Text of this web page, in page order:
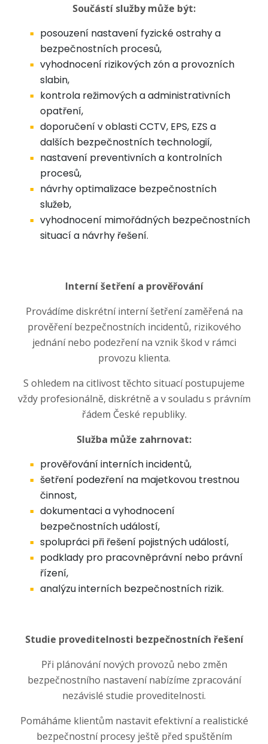
Součástí služby může být:
posouzení nastavení fyzické ostrahy a
bezpečnostních procesů,
vyhodnocení rizikových zón a provozních
slabin,
kontrola režimových a administrativních
opatření,
doporučení v oblasti CCTV, EPS, EZS a
dalších bezpečnostních technologií,
nastavení preventivních a kontrolních
procesů,
návrhy optimalizace bezpečnostních
služeb,
vyhodnocení mimořádných bezpečnostních
situací a návrhy řešení.
Interní šetření a prověřování
Provádíme diskrétní interní šetření zaměřená na
prověření bezpečnostních incidentů, rizikového
jednání nebo podezření na vznik škod v rámci
provozu klienta.
S ohledem na citlivost těchto situací postupujeme
vždy profesionálně, diskrétně a v souladu s právním
řádem České republiky.
Služba může zahrnovat:
prověřování interních incidentů,
šetření podezření na majetkovou trestnou
činnost,
dokumentaci a vyhodnocení
bezpečnostních událostí,
spolupráci při řešení pojistných událostí,
podklady pro pracovněprávní nebo právní
řízení,
analýzu interních bezpečnostních rizik.
Studie proveditelnosti bezpečnostních řešení
Při plánování nových provozů nebo změn
bezpečnostního nastavení nabízíme zpracování
nezávislé studie proveditelnosti.
Pomáháme klientům nastavit efektivní a realistické
bezpečnostní procesy ještě před spuštěním